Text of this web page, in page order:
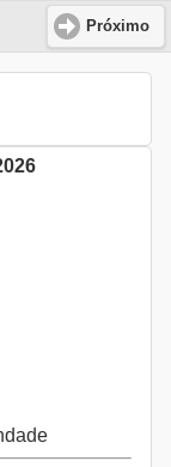
Próximo